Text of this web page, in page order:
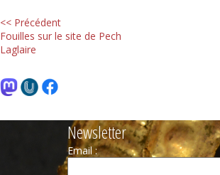
<< Précédent
Fouilles sur le site de Pech
Laglaire
Newsletter
Email :